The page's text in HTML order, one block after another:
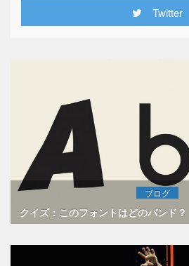
Twitter
ブログ
クイズ：このフォントはどのバンド？